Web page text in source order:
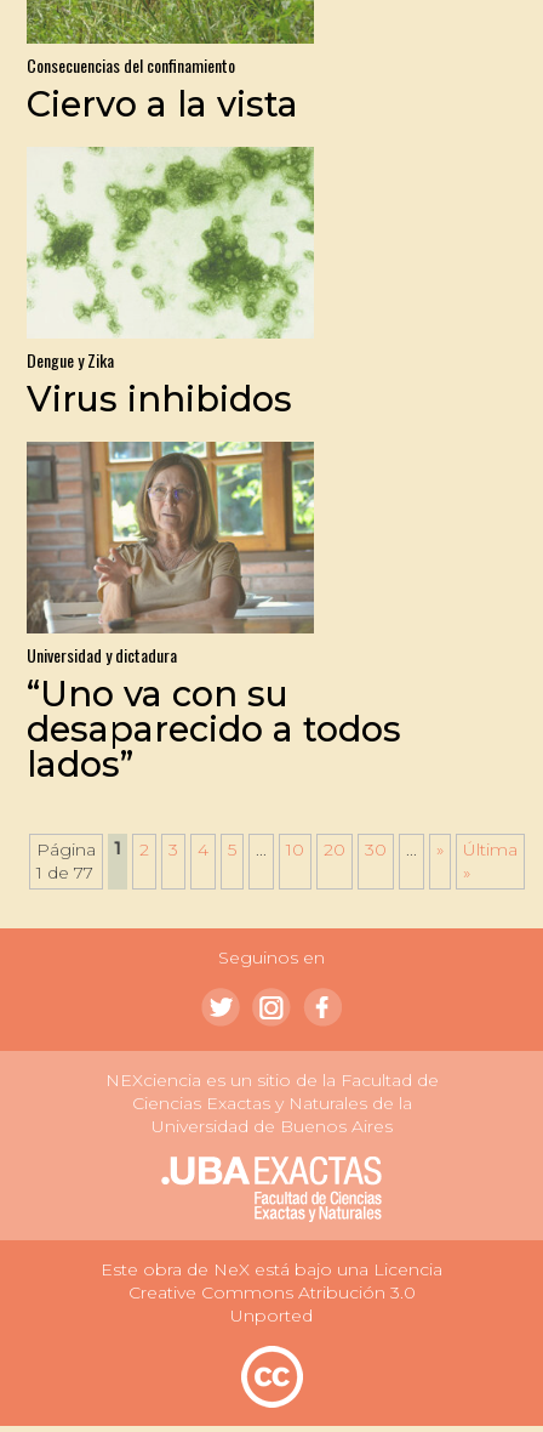
Consecuencias del confinamiento
Ciervo a la vista
Dengue y Zika
Virus inhibidos
Universidad y dictadura
“Uno va con su
desaparecido a todos
lados”
Página
1 de 77
1 2 3 4 5 ... 10 20 30 ... »
Última
»
Seguinos en
NEXciencia es un sitio de la Facultad de
Ciencias Exactas y Naturales de la
Universidad de Buenos Aires
Este obra de NeX está bajo una Licencia
Creative Commons Atribución 3.0
Unported